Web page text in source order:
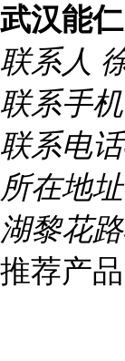
武汉能
联系人
联系手机
联系电话
所在地址
湖黎花
推荐产品